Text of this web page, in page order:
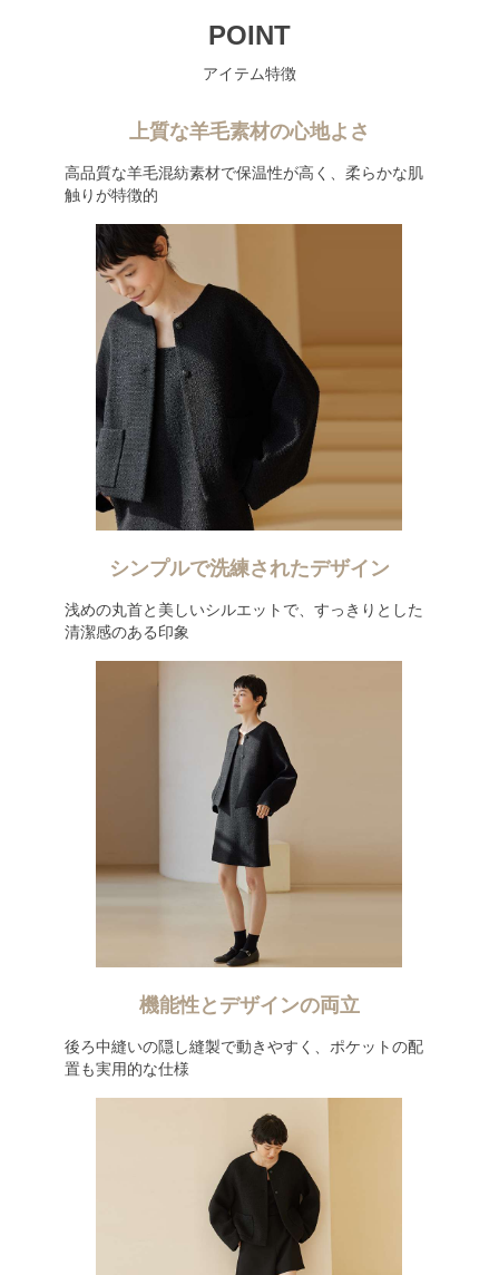
POINT
アイテム特徴
上質な羊毛素材の心地よさ
高品質な羊毛混紡素材で保温性が高く、柔らかな肌
触りが特徴的
シンプルで洗練されたデザイン
浅めの丸首と美しいシルエットで、すっきりとした
清潔感のある印象
機能性とデザインの両立
後ろ中縫いの隠し縫製で動きやすく、ポケットの配
置も実用的な仕様